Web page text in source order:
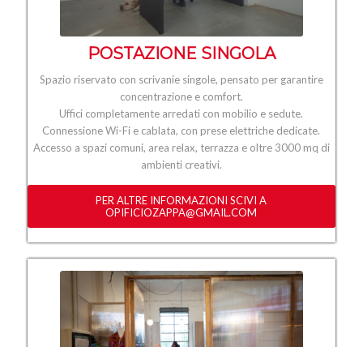
POSTAZIONE SINGOLA
Spazio riservato con scrivanie singole, pensato per garantire
concentrazione e comfort.
Uffici completamente arredati con mobilio e sedute.
Connessione Wi-Fi e cablata, con prese elettriche dedicate.
Accesso a spazi comuni, area relax, terrazza e oltre 3000 mq di
ambienti creativi.
PER ALTRE INFORMAZIONI SCIVI A
OPIFICIOZAPPA@GMAIL.COM